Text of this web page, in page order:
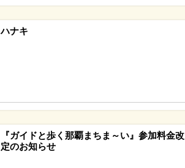
ハナキ
『ガイドと歩く那覇まちま～い』参加料金改
定のお知らせ